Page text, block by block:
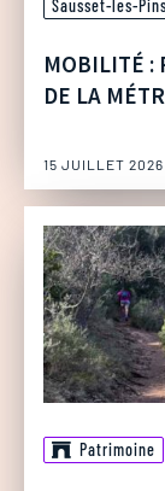
Sausset-les-Pins
MOBILITÉ :
DE LA
15 JUILLET 2026
Patrimoine